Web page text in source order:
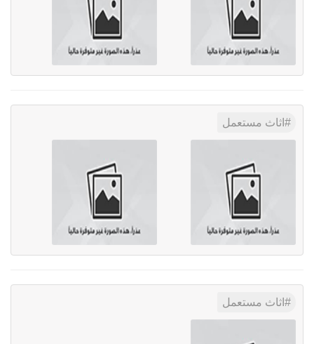
اثاث مستعمل
اثاث مستعمل